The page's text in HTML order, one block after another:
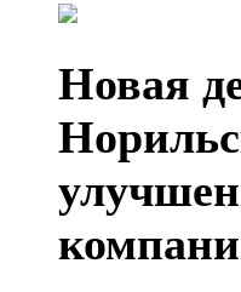
Новая